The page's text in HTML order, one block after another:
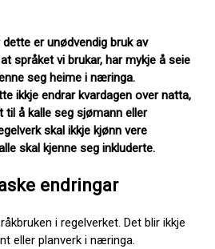
er unødvendig bruk av
språket vi brukar, har mykje å seie
seg heime i næringa.
ikkje endrar kvardagen over natta,
å kalle seg sjømann eller
skal ikkje kjønn vere
skal kjenne seg inkluderte.
endringar
i regelverket. Det blir ikkje
eller planverk i næringa.